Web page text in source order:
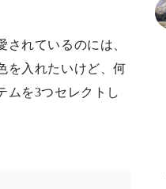
れているのには、
を入れたいけど、何
ムを3つセレクトし